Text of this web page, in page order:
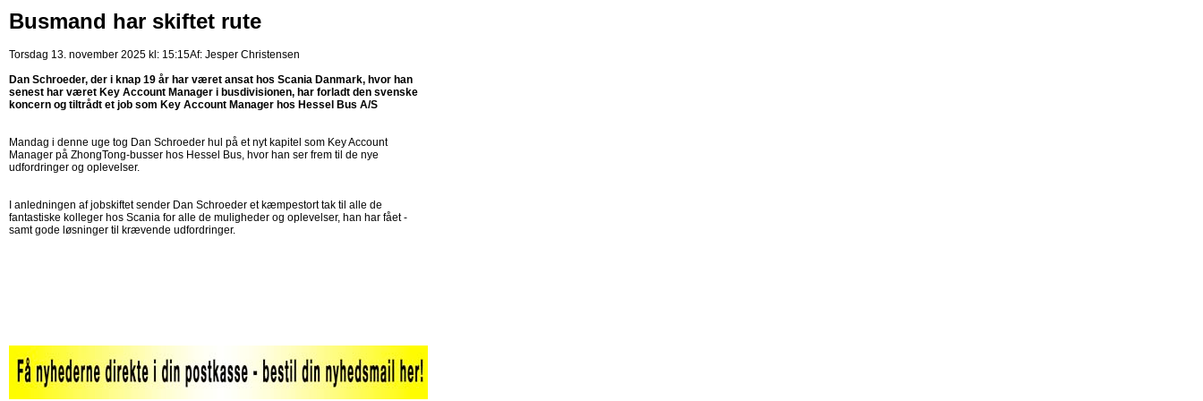
Busmand har skiftet rute
Torsdag 13. november 2025 kl: 15:15Af: Jesper Christensen
Dan Schroeder, der i knap 19 år har været ansat hos Scania Danmark, hvor han
senest har været Key Account Manager i busdivisionen, har forladt den svenske
koncern og tiltrådt et job som Key Account Manager hos Hessel Bus A/S
Mandag i denne uge tog Dan Schroeder hul på et nyt kapitel som Key Account
Manager på ZhongTong-busser hos Hessel Bus, hvor han ser frem til de nye
udfordringer og oplevelser.
I anledningen af jobskiftet sender Dan Schroeder et kæmpestort tak til alle de
fantastiske kolleger hos Scania for alle de muligheder og oplevelser, han har fået -
samt gode løsninger til krævende udfordringer.